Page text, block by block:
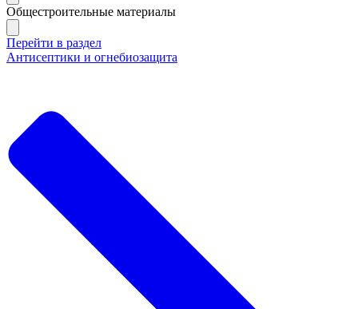
Общестроительные материалы
Перейти в раздел
Антисептики и огнебиозащита